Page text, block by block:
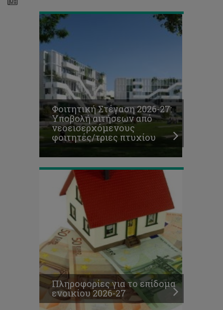
Φοιτητική Στέγαση 2026-27:
Υποβολή αιτήσεων από
νεοεισερχόμενους
φοιτητές/τριες πτυχίου
Πληροφορίες
για
το
επίδομα
ενοικίου
2026-
Πληροφορίες για το επίδομα
ενοικίου 2026-27
Κατανομή
δωματίων
εστίας
για
υφιστάμενους
φοιτητές
πτυχίου
(2026-
27)